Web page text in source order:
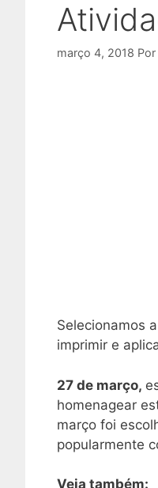
março 4, 2018 Por
Selecionamos
imprimir e
27 de março,
homenagear
março foi
popularmente
Veja também: